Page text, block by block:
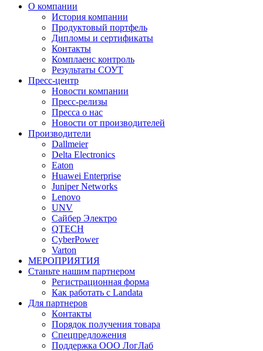
О компании
История компании
Продуктовый портфель
Дипломы и сертификаты
Контакты
Комплаенс контроль
Результаты СОУТ
Пресс-центр
Новости компании
Пресс-релизы
Пресса о нас
Новости от производителей
Производители
Dallmeier
Delta Electronics
Eaton
Huawei Enterprise
Juniper Networks
Lenovo
UNV
Сайбер Электро
QTECH
CyberPower
Varton
МЕРОПРИЯТИЯ
Станьте нашим партнером
Регистрационная форма
Как работать с Landata
Для партнеров
Кoнтaкты
Порядок получения товара
Спецпредложения
Поддержка ООО ЛогЛаб